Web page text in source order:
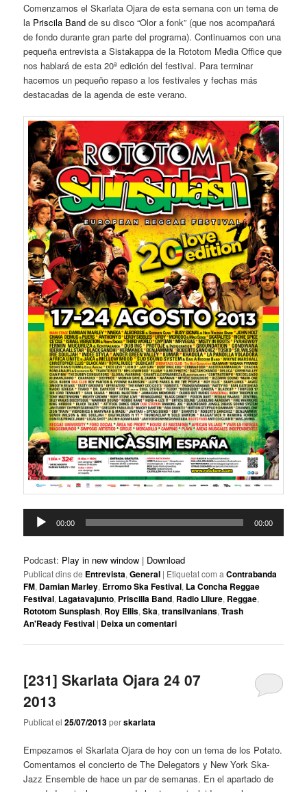
Comenzamos el Skarlata Ojara de esta semana con un tema de
la Priscila Band de su disco “Olor a fonk” (que nos acompañará
de fondo durante gran parte del programa). Continuamos con una
pequeña entrevista a Sistakappa de la Rototom Media Office que
nos hablará de esta 20ª edición del festival. Para terminar
hacemos un pequeño repaso a los festivales y fechas más
destacadas de la agenda de este verano.
Reproductor
d'àudio
00:00 00:00
Podcast: Play in new window | Download
Publicat dins de Entrevista,General | Etiquetat com a Contrabanda
FM, Damian Marley, Erromo Ska Festival, La Concha Reggae
Festival, Lagatavajunto, Priscilla Band, Radio Lliure, Reggae,
Rototom Sunsplash, Roy Ellis,Ska,transilvanians,Trash
An'Ready Festival | Deixa un comentari
[231] Skarlata Ojara 24 07
2013
Publicat el25/07/2013perskarlata
Empezamos el Skarlata Ojara de hoy con un tema de los Potato.
Comentamos el concierto de The Delegators y New York Ska-
Jazz Ensemble de hace un par de semanas. En el apartado de